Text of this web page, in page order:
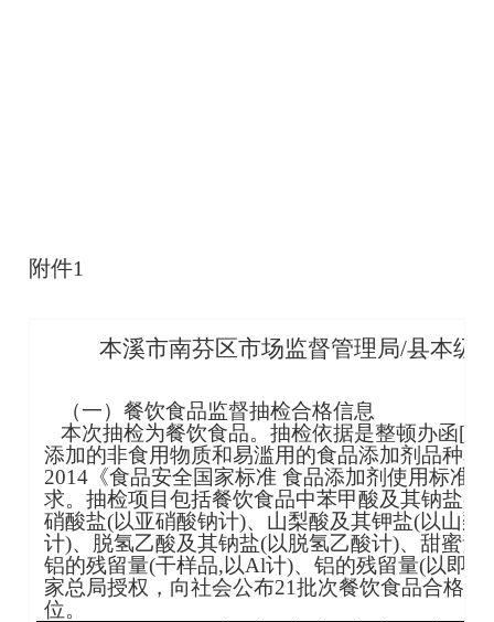
附件1
本溪市南芬区市场监督管理局/县本级
‎ （一）餐饮食品监督抽检合格信息
本次抽检为餐饮食品。抽检依据是整顿办函
添加的非食用物质和易滥用的食品添加剂品种名
2014《食品安全国家标准 食品添加剂使用标准
求。抽检项目包括餐饮食品中苯甲酸及其钠盐(
硝酸盐(以亚硝酸钠计)、山梨酸及其钾盐(以山梨
计)、脱氢乙酸及其钠盐(以脱氢乙酸计)、甜蜜素
铝的残留量(干样品,以Al计)、铝的残留量(以即
家总局授权，向社会公布21批次餐饮食品合格
位。